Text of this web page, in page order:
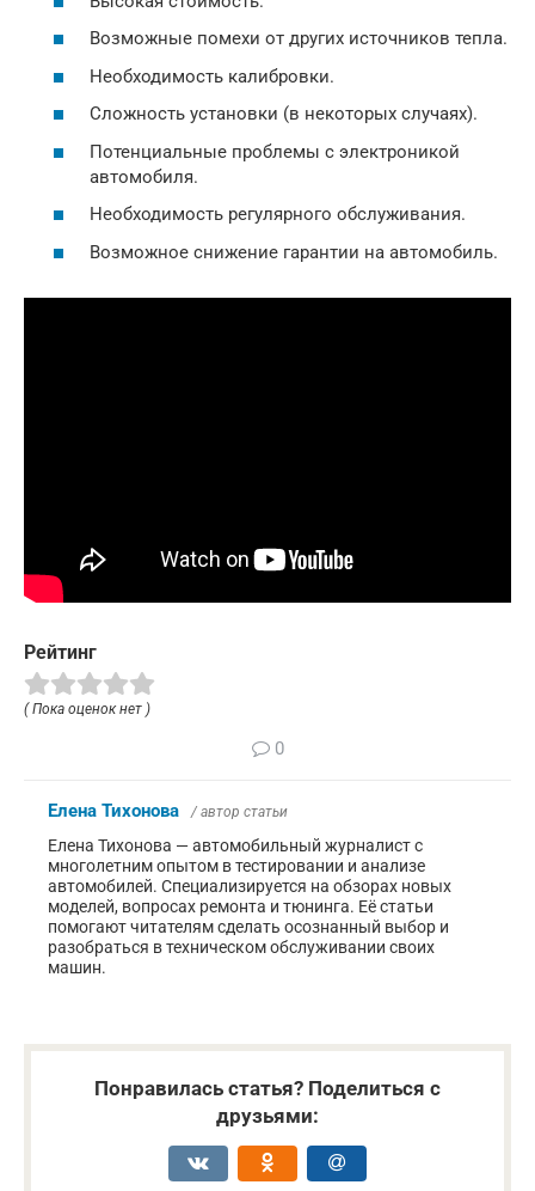
Возможные помехи от других источников тепла.
Необходимость калибровки.
Сложность установки (в некоторых случаях).
Потенциальные проблемы с электроникой
автомобиля.
Необходимость регулярного обслуживания.
Возможное снижение гарантии на автомобиль.
Рейтинг
( Пока оценок нет )
0
Елена Тихонова / автор статьи
Елена Тихонова — автомобильный журналист с
многолетним опытом в тестировании и анализе
автомобилей. Специализируется на обзорах новых
моделей, вопросах ремонта и тюнинга. Её статьи
помогают читателям сделать осознанный выбор и
разобраться в техническом обслуживании своих
машин.
Понравилась статья? Поделиться с
друзьями: